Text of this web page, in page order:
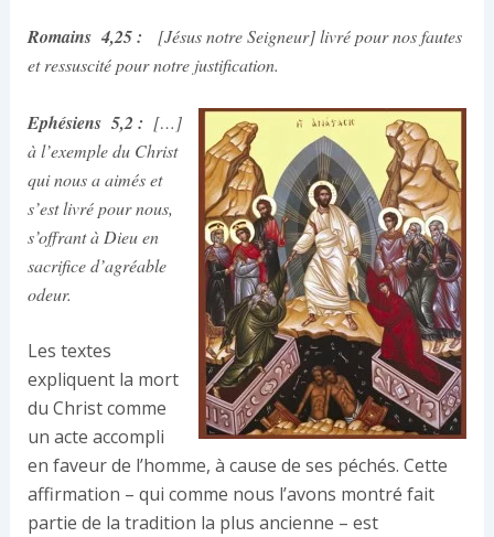
Romains 4,25 :
[Jésus notre Seigneur] livré pour nos fautes
et ressuscité pour notre justification.
Ephésiens 5,2 : […]
à l’exemple du Christ
qui nous a aimés et
s’est livré pour nous,
s’offrant à Dieu en
sacrifice d’agréable
odeur.
Les textes
expliquent la mort
du Christ comme
un acte accompli
en faveur de l’homme, à cause de ses péchés. Cette
affirmation – qui comme nous l’avons montré fait
partie de la tradition la plus ancienne – est